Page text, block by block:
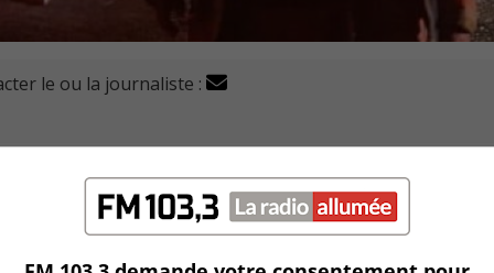
le ou la journaliste :
Longueuil (SSIAL) a retrouvé trois personnes
alerte pour un incendie dans une tour résidentielle